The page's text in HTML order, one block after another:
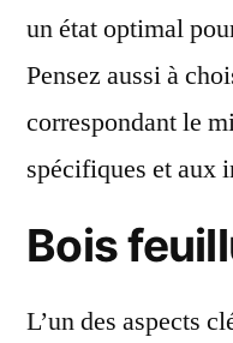
un état optimal
Pensez aussi à
correspondant le
spécifiques et aux
Bois
L’un des aspects